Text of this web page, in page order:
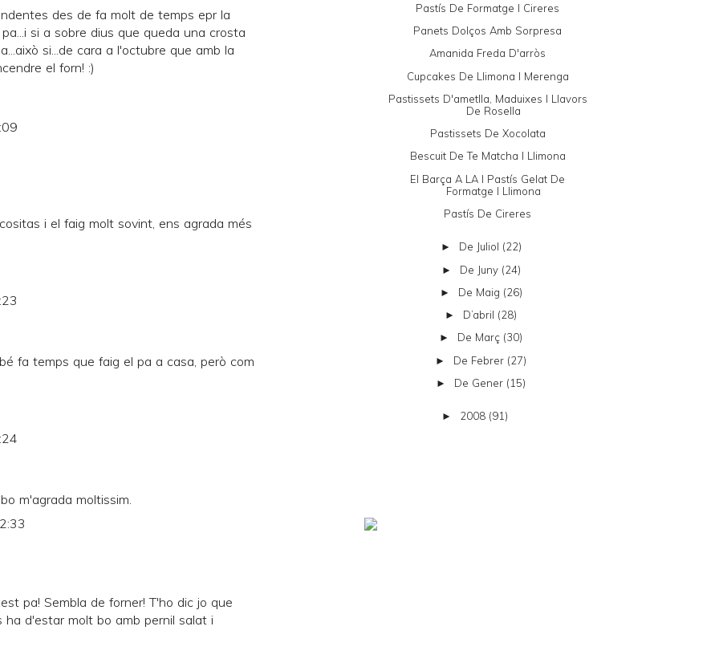
des de fa molt de temps epr la
si a sobre dius que queda una crosta
si...de cara a l'octubre que amb la
el forn! :)
i el faig molt sovint, ens agrada més
fa temps que faig el pa a casa, però com
m'agrada moltissim.
pa! Sembla de forner! T'ho dic jo que
d'estar molt bo amb pernil salat i
Pastís De Formatge I Cireres
Panets Dolços Amb Sorpresa
Amanida Freda D'arròs
Cupcakes De Llimona I Merenga
Pastissets D'ametlla, Maduixes I Llavors
De Rosella
Pastissets De Xocolata
Bescuit De Te Matcha I Llimona
El Barça A LA I Pastís Gelat De
Formatge I Llimona
Pastís De Cireres
► De Juliol (22)
► De Juny (24)
► De Maig (26)
► D’abril (28)
► De Març (30)
► De Febrer (27)
► De Gener (15)
► 2008 (91)